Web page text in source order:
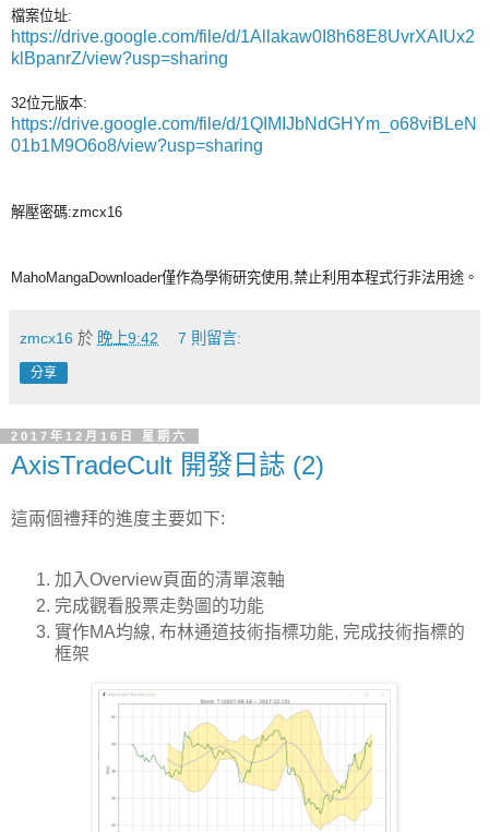
檔案位址:
https://drive.google.com/file/d/1Allakaw0I8h68E8UvrXAIUx2
klBpanrZ/view?usp=sharing
32位元版本:
https://drive.google.com/file/d/1QIMIJbNdGHYm_o68viBLeN
01b1M9O6o8/view?usp=sharing
解壓密碼:zmcx16
MahoMangaDownloader僅作為學術研究使用,禁止利用本程式行非法用途。
zmcx16 於 晚上9:42 7 則留言:
分享
2017年12月16日 星期六
AxisTradeCult 開發日誌 (2)
這兩個禮拜的進度主要如下:
加入Overview頁面的清單滾軸
完成觀看股票走勢圖的功能
實作MA均線, 布林通道技術指標功能, 完成技術指標的
框架